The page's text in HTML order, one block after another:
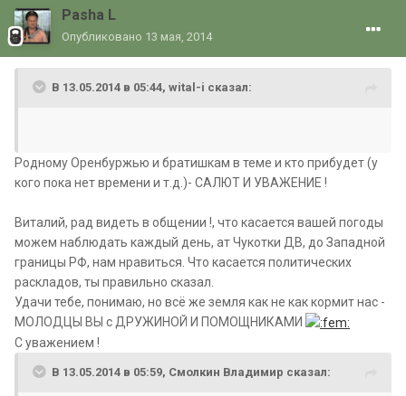
Pasha L
Опубликовано 13 мая, 2014
В 13.05.2014 в 05:44, wital-i сказал:
Родному Оренбуржью и братишкам в теме и кто прибудет (у
кого пока нет времени и т.д.)- САЛЮТ И УВАЖЕНИЕ !
Виталий, рад видеть в общении !, что касается вашей погоды
можем наблюдать каждый день, ат Чукотки ДВ, до Западной
границы РФ, нам нравиться. Что касается политических
раскладов, ты правильно сказал.
Удачи тебе, понимаю, но всё же земля как не как кормит нас -
МОЛОДЦЫ ВЫ с ДРУЖИНОЙ И ПОМОЩНИКАМИ
С уважением !
В 13.05.2014 в 05:59, Смолкин Владимир сказал: